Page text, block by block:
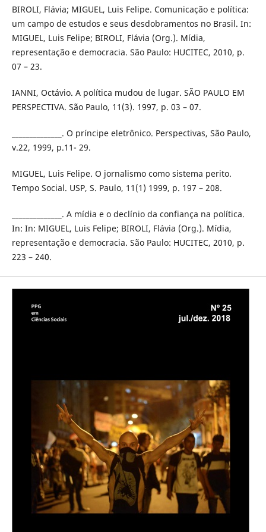
BIROLI, Flávia; MIGUEL, Luis Felipe. Comunicação e política:
um campo de estudos e seus desdobramentos no Brasil. In:
MIGUEL, Luis Felipe; BIROLI, Flávia (Org.). Mídia,
representação e democracia. São Paulo: HUCITEC, 2010, p.
07 – 23.
IANNI, Octávio. A política mudou de lugar. SÃO PAULO EM
PERSPECTIVA. São Paulo, 11(3). 1997, p. 03 – 07.
______________. O príncipe eletrônico. Perspectivas, São Paulo,
v.22, 1999, p.11- 29.
MIGUEL, Luis Felipe. O jornalismo como sistema perito.
Tempo Social. USP, S. Paulo, 11(1) 1999, p. 197 – 208.
______________. A mídia e o declínio da confiança na política.
In: In: MIGUEL, Luis Felipe; BIROLI, Flávia (Org.). Mídia,
representação e democracia. São Paulo: HUCITEC, 2010, p.
223 – 240.